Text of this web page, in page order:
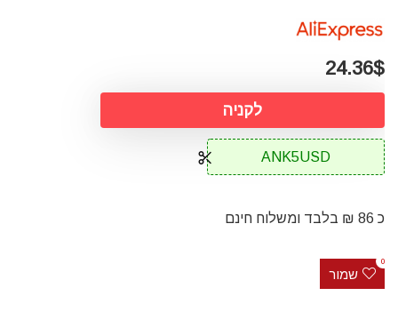
24.36$
לקניה
ANK5USD
כ 86 ₪ בלבד ומשלוח חינם
שמור
0